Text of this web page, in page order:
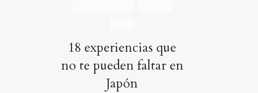
18 experiencias que
no te pueden faltar en
Japón